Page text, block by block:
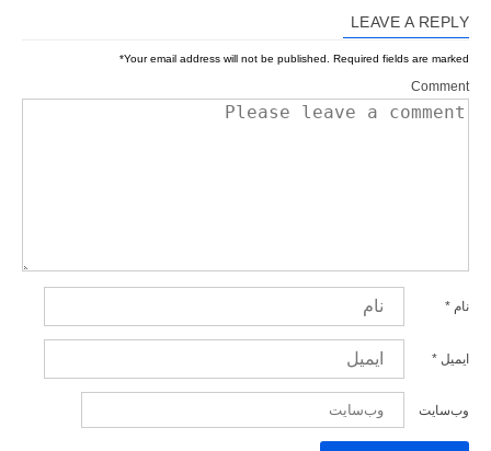
LEAVE A REPLY
Your email address will not be published. Required fields are marked
*
Comment
نام *
ایمیل *
وب‌سایت